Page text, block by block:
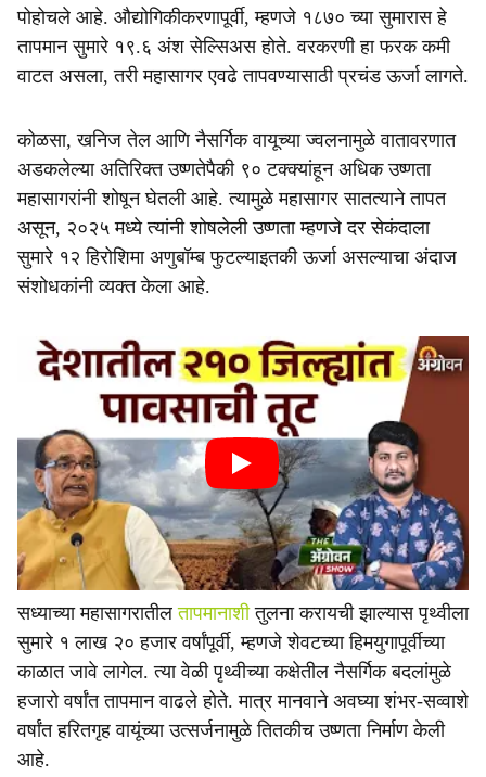
पोहोचले आहे. औद्योगिकीकरणापूर्वी, म्हणजे १८७० च्या सुमारास हे
तापमान सुमारे १९.६ अंश सेल्सिअस होते. वरकरणी हा फरक कमी
वाटत असला, तरी महासागर एवढे तापवण्यासाठी प्रचंड ऊर्जा लागते.
कोळसा, खनिज तेल आणि नैसर्गिक वायूच्या ज्वलनामुळे वातावरणात
अडकलेल्या अतिरिक्त उष्णतेपैकी ९० टक्क्यांहून अधिक उष्णता
महासागरांनी शोषून घेतली आहे. त्यामुळे महासागर सातत्याने तापत
असून, २०२५ मध्ये त्यांनी शोषलेली उष्णता म्हणजे दर सेकंदाला
सुमारे १२ हिरोशिमा अणुबॉम्ब फुटल्याइतकी ऊर्जा असल्याचा अंदाज
संशोधकांनी व्यक्त केला आहे.
सध्याच्या महासागरातीलतापमानाशीतुलना करायची झाल्यास पृथ्वीला
सुमारे १ लाख २० हजार वर्षांपूर्वी, म्हणजे शेवटच्या हिमयुगापूर्वीच्या
काळात जावे लागेल. त्या वेळी पृथ्वीच्या कक्षेतील नैसर्गिक बदलांमुळे
हजारो वर्षांत तापमान वाढले होते. मात्र मानवाने अवघ्या शंभर-सव्वाशे
वर्षांत हरितगृह वायूंच्या उत्सर्जनामुळे तितकीच उष्णता निर्माण केली
आहे.